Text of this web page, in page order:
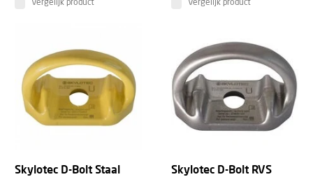
Vergelijk product Vergelijk product
Skylotec D-Bolt Staal Skylotec D-Bolt RVS